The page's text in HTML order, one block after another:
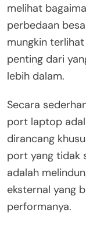
melihat
perbedaan
mungkin
penting dari
lebih dalam.
Secara
port laptop
dirancang
port yang tidak
adalah
eksternal yang
performanya.